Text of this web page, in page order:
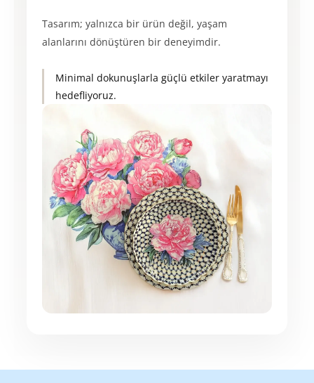
Tasarım; yalnızca bir ürün değil, yaşam
alanlarını dönüştüren bir deneyimdir.
Minimal dokunuşlarla güçlü etkiler yaratmayı
hedefliyoruz.